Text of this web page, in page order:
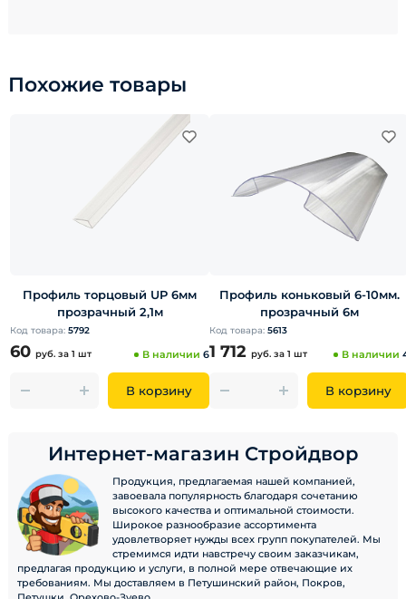
Похожие товары
Профиль торцовый UP 6мм
прозрачный 2,1м
Код товара: 5792
60 руб. за 1 шт В наличии 6
В корзину
Профиль коньковый 6-10мм.
прозрачный 6м
Код товара: 5613
1 712 руб. за 1 шт В наличии
В корзину
Интернет-магазин Стройдвор
Продукция, предлагаемая нашей компанией,
завоевала популярность благодаря сочетанию
высокого качества и оптимальной стоимости.
Широкое разнообразие ассортимента
удовлетворяет нужды всех групп покупателей. Мы
стремимся идти навстречу своим заказчикам,
предлагая продукцию и услуги, в полной мере отвечающие их
требованиям. Мы доставляем в Петушинский район, Покров,